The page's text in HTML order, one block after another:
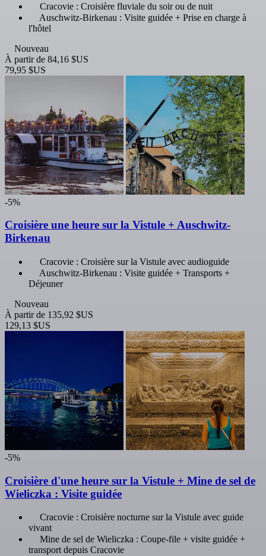
Cracovie : Croisière fluviale du soir ou de nuit
Auschwitz-Birkenau : Visite guidée + Prise en charge à
l'hôtel
Nouveau
À partir de 84,16 $US
79,95 $US
-5%
Croisière une heure sur la Vistule + Auschwitz-
Birkenau
Cracovie : Croisière sur la Vistule avec audioguide
Auschwitz-Birkenau : Visite guidée + Transports +
Déjeuner
Nouveau
À partir de 135,92 $US
129,13 $US
-5%
Croisière d'une heure sur la Vistule + Mine de sel de
Wieliczka : Visite guidée
Cracovie : Croisière nocturne sur la Vistule avec guide
vivant
Mine de sel de Wieliczka : Coupe-file + visite guidée +
transport depuis Cracovie